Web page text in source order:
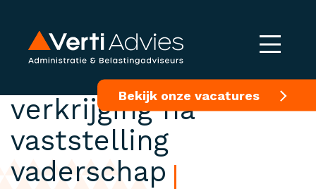
Bekijk onze vacatures
Erfrechtelijke
verkrijging na
vaststelling
vaderschap